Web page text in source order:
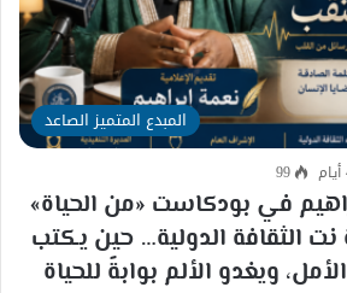
المبدع المتميز الصاعد
99
في بودكاست «من الحياة»
الثقافة الدولية… حين يكتب
ويغدو الألم بوابةً للحياة